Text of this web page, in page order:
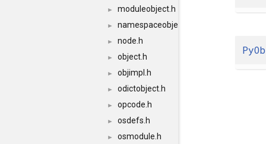
► moduleobject.h
► namespaceobject.h
► node.h
► object.h
► objimpl.h
► odictobject.h
► opcode.h
► osdefs.h
► osmodule.h